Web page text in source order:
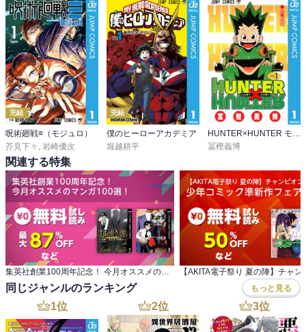
完結
呪術廻戦≡（モジュロ）
芥見下々
岩崎優次
完結
僕のヒーローアカデミア
堀越耕平
冨樫義博
関連する特集
同じジャンルのランキング もっと見る
1位 2位 3位